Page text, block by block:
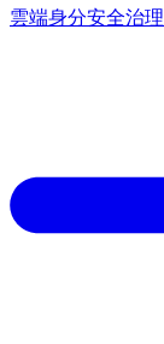
雲端身分安全治理